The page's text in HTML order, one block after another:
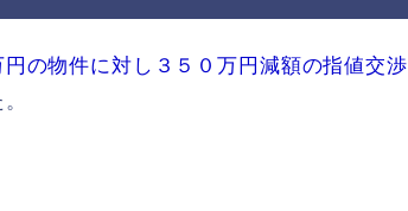
円の物件に対し３５０万円減額の指値交渉